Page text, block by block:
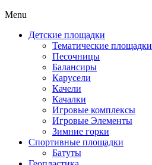
Menu
Детские площадки
Тематические площадки
Песочницы
Балансиры
Карусели
Качели
Качалки
Игровые комплексы
Игровые Элементы
Зимние горки
Спортивные площадки
Батуты